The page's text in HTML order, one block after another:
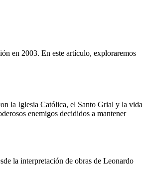
en 2003. En este artículo, exploraremos
la Iglesia Católica, el Santo Grial y la vida
enemigos decididos a mantener
la interpretación de obras de Leonardo